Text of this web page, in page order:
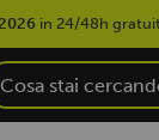
in 24/48h